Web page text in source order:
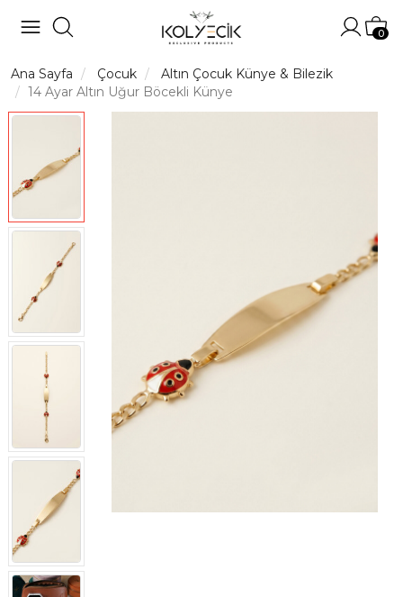
0
Ana Sayfa Çocuk
Altın Çocuk Künye & Bilezik
14 Ayar Altın Uğur Böcekli Künye